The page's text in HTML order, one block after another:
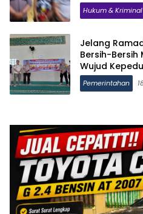
Hukum & Kriminal
Jelang
Bersih-Bersih
Wujud
Ibadah
Pemerintahan